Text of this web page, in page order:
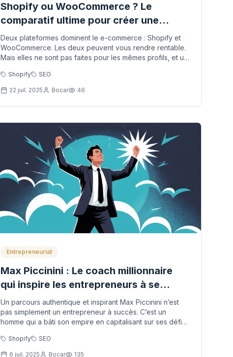
Shopify ou WooCommerce ? Le
comparatif ultime pour créer une
boutique e-commerce rentable
Deux plateformes dominent le e-commerce : Shopify et
WooCommerce. Les deux peuvent vous rendre rentable.
Mais elles ne sont pas faites pour les mêmes profils, et un
Shopify SEO
22 juil. 2025 Bocar 46
Entrepreneuriat
Max Piccinini : Le coach millionnaire
qui inspire les entrepreneurs à se
dépasser
Un parcours authentique et inspirant Max Piccinini n’est
pas simplement un entrepreneur à succès. C’est un
homme qui a bâti son empire en capitalisant sur ses défis
Shopify SEO
6 juil. 2025 Bocar 135